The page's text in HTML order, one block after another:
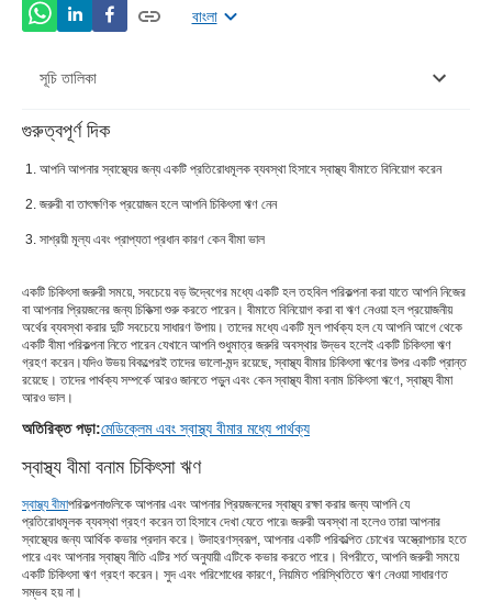
বাংলা
সূচি তালিকা
গুরুত্বপূর্ণ দিক
আপনি আপনার স্বাস্থ্যের জন্য একটি প্রতিরোধমূলক ব্যবস্থা হিসাবে স্বাস্থ্য বীমাতে বিনিয়োগ করেন
জরুরী বা তাৎক্ষণিক প্রয়োজন হলে আপনি চিকিৎসা ঋণ নেন
সাশ্রয়ী মূল্য এবং প্রাপ্যতা প্রধান কারণ কেন বীমা ভাল
একটি চিকিৎসা জরুরী সময়ে, সবচেয়ে বড় উদ্বেগের মধ্যে একটি হল তহবিল পরিকল্পনা করা যাতে আপনি নিজের
বা আপনার প্রিয়জনের জন্য চিকিত্সা শুরু করতে পারেন। বীমাতে বিনিয়োগ করা বা ঋণ নেওয়া হল প্রয়োজনীয়
অর্থের ব্যবস্থা করার দুটি সবচেয়ে সাধারণ উপায়। তাদের মধ্যে একটি মূল পার্থক্য হল যে আপনি আগে থেকে
একটি বীমা পরিকল্পনা নিতে পারেন যেখানে আপনি শুধুমাত্র জরুরি অবস্থার উদ্ভব হলেই একটি চিকিৎসা ঋণ
গ্রহণ করেন।যদিও উভয় বিকল্পেরই তাদের ভালো-মন্দ রয়েছে, স্বাস্থ্য বীমার চিকিৎসা ঋণের উপর একটি প্রান্ত
রয়েছে। তাদের পার্থক্য সম্পর্কে আরও জানতে পড়ুন এবং কেন স্বাস্থ্য বীমা বনাম চিকিৎসা ঋণে, স্বাস্থ্য বীমা
আরও ভাল।
অতিরিক্ত পড়া:মেডিক্লেম এবং স্বাস্থ্য বীমার মধ্যে পার্থক্য
স্বাস্থ্য বীমা বনাম চিকিৎসা ঋণ
স্বাস্থ্য বীমাপরিকল্পনাগুলিকে আপনার এবং আপনার প্রিয়জনদের স্বাস্থ্য রক্ষা করার জন্য আপনি যে
প্রতিরোধমূলক ব্যবস্থা গ্রহণ করেন তা হিসাবে দেখা যেতে পারে৷ জরুরী অবস্থা না হলেও তারা আপনার
স্বাস্থ্যের জন্য আর্থিক কভার প্রদান করে। উদাহরণস্বরূপ, আপনার একটি পরিকল্পিত চোখের অস্ত্রোপচার হতে
পারে এবং আপনার স্বাস্থ্য নীতি এটির শর্ত অনুযায়ী এটিকে কভার করতে পারে। বিপরীতে, আপনি জরুরী সময়ে
একটি চিকিৎসা ঋণ গ্রহণ করেন। সুদ এবং পরিশোধের কারণে, নিয়মিত পরিস্থিতিতে ঋণ নেওয়া সাধারণত
সম্ভব হয় না।